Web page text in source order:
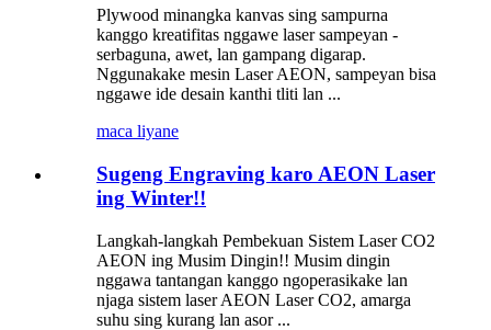
Plywood minangka kanvas sing sampurna
kanggo kreatifitas nggawe laser sampeyan -
serbaguna, awet, lan gampang digarap.
Nggunakake mesin Laser AEON, sampeyan bisa
nggawe ide desain kanthi tliti lan ...
maca liyane
Sugeng Engraving karo AEON Laser
ing Winter!!
Langkah-langkah Pembekuan Sistem Laser CO2
AEON ing Musim Dingin!! Musim dingin
nggawa tantangan kanggo ngoperasikake lan
njaga sistem laser AEON Laser CO2, amarga
suhu sing kurang lan asor ...